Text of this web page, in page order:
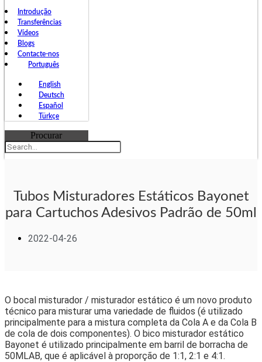
Introdução
Transferências
Vídeos
Blogs
Contacte-nos
Português
English
Deutsch
Español
Türkçe
Procurar
Tubos Misturadores Estáticos Bayonet
para Cartuchos Adesivos Padrão de 50ml
2022-04-26
O bocal misturador / misturador estático é um novo produto
técnico para misturar uma variedade de fluidos (é utilizado
principalmente para a mistura completa da Cola A e da Cola B
de cola de dois componentes). O bico misturador estático
Bayonet é utilizado principalmente em barril de borracha de
50MLAB, que é aplicável à proporção de 1:1, 2:1 e 4:1.